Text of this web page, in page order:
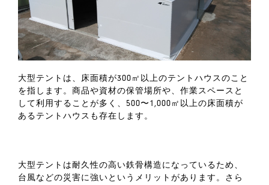
大型テントは、床面積が300㎡以上のテントハウスのこと
を指します。商品や資材の保管場所や、作業スペースと
して利用することが多く、500〜1,000㎡以上の床面積が
あるテントハウスも存在します。
大型テントは耐久性の高い鉄骨構造になっているため、
台風などの災害に強いというメリットがあります。さら